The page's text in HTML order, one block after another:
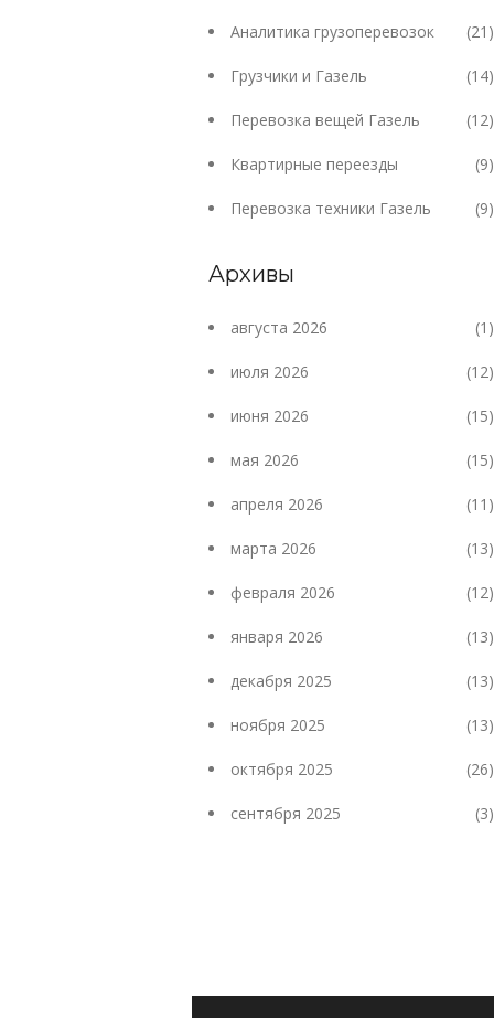
Аналитика грузоперевозок (21)
Грузчики и Газель (14)
Перевозка вещей Газель (12)
Квартирные переезды (9)
Перевозка техники Газель (9)
Архивы
августа 2026 (1)
июля 2026 (12)
июня 2026 (15)
мая 2026 (15)
апреля 2026 (11)
марта 2026 (13)
февраля 2026 (12)
января 2026 (13)
декабря 2025 (13)
ноября 2025 (13)
октября 2025 (26)
сентября 2025 (3)